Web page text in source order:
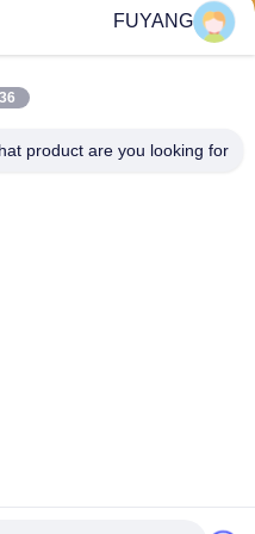
Group Co.
FUYANG
PM
product are you looking for?